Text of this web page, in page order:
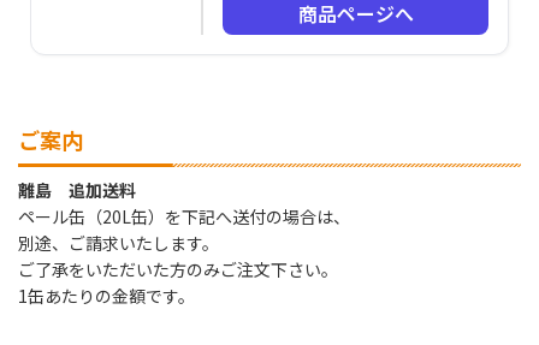
商品ページへ
ご案内
離島 追加送料
ペール缶（20L缶）を下記へ送付の場合は、
別途、ご請求いたします。
ご了承をいただいた方のみご注文下さい。
1缶あたりの金額です。